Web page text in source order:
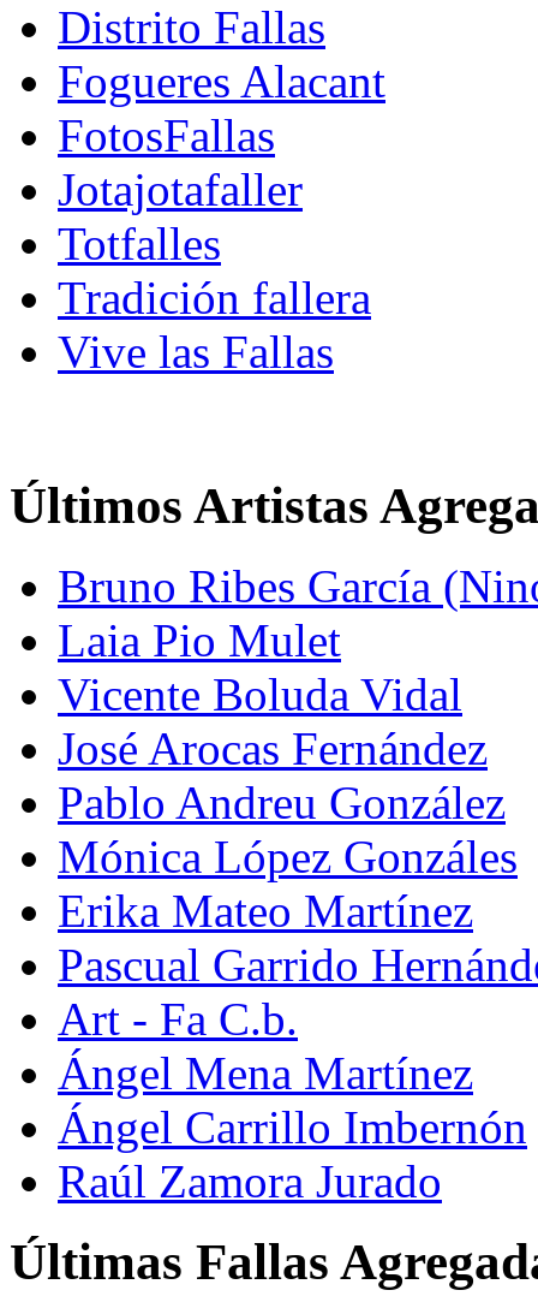
Distrito Fallas
Fogueres Alacant
FotosFallas
Jotajotafaller
Totfalles
Tradición fallera
Vive las Fallas
Últimos Artistas
Bruno Ribes García
Laia Pio Mulet
Vicente Boluda Vidal
José Arocas Fernández
Pablo Andreu González
Mónica López Gonzáles
Erika Mateo Martínez
Pascual Garrido
Art - Fa C.b.
Ángel Mena Martínez
Ángel Carrillo Imbernón
Raúl Zamora Jurado
Últimas Fallas